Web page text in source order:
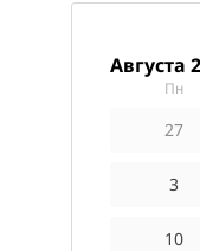
августа
пн
27
3
10